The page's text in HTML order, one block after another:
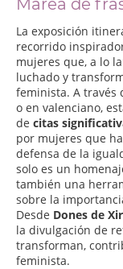
La exposición
recorrido
mujeres que, a lo
luchado y
feminista. A través
o en valenciano,
de citas
por mujeres que
defensa de la
solo es un
también una
sobre la
Desde Dones de
la divulgación de
transforman,
feminista.